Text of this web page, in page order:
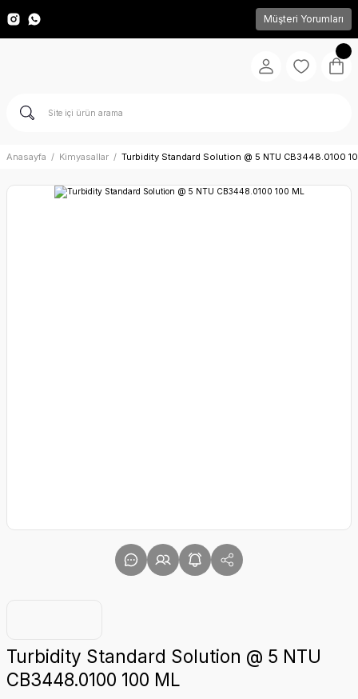
Müşteri Yorumları
Anasayfa Kimyasallar Turbidity Standard Solution @ 5 NTU CB3448.0100
Turbidity Standard Solution @ 5 NTU
CB3448.0100 100 ML